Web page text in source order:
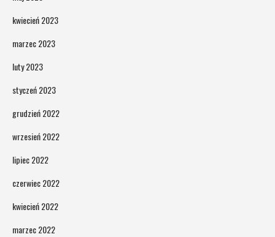
kwiecień 2023
marzec 2023
luty 2023
styczeń 2023
grudzień 2022
wrzesień 2022
lipiec 2022
czerwiec 2022
kwiecień 2022
marzec 2022